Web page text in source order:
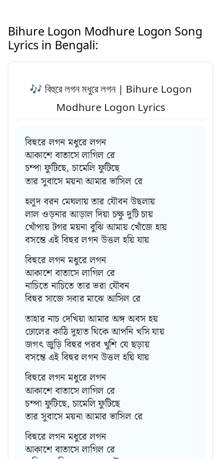
Bihure Logon Modhure Logon Song
Lyrics in Bengali:
🎶 বিহুরে লগন মধুরে লগন | Bihure Logon
Modhure Logon Lyrics
বিহুরে লগন মধুরে লগন
আকাশে বাতাসে লাগিল রে
চম্পা ফুটিছে, চামেলি ফুটিছে
তার সুবাসে ময়না আমার ভাসিল রে
হলুদ বরন মেঘলায় তার যৌবন উছলায়
লাল ওড়নার আড়াল দিয়া চক্ষু দুটি চায়
খোঁপায় টগর ময়না বুঝি আমায় খোঁজে হায়
বসন্তে এই বিহুর লগন উত্তল হয়ি যায়
বিহুরে লগন মধুরে লগন
আকাশে বাতাসে লাগিল রে
নাচিতে নাচিতে তার ভরা যৌবন
বিহুর সাজে সবার মাঝে আসিল রে
তাহার নাচ দেখিয়া আমার অঙ্গ অবস হয়
ঢোলের কাঠি দুহাত থিকে আপনি খসি যায়
জগৎ জুড়ি বিহুর পরব খুশি যে ছড়ায়
বসন্তে এই বিহুর লগন উত্তল হয়ি যায়
বিহুরে লগন মধুরে লগন
আকাশে বাতাসে লাগিল রে
চম্পা ফুটিছে, চামেলি ফুটিছে
তার সুবাসে ময়না আমার ভাসিল রে
বিহুরে লগন মধুরে লগন
আকাশে বাতাসে লাগিল রে